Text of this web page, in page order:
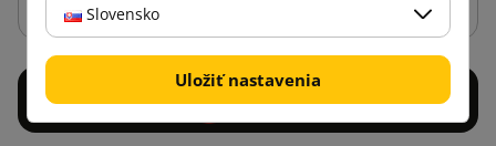
Slovensko
Uložiť nastavenia